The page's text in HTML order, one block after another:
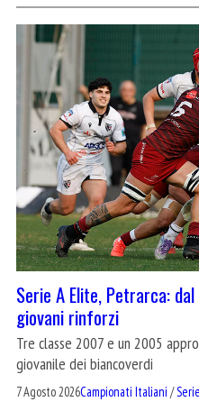
Serie A Elite, Petrarca:
giovani rinforzi
Tre classe 2007 e un 2005
giovanile dei biancoverdi
7 Agosto 2026Campionati Italiani /